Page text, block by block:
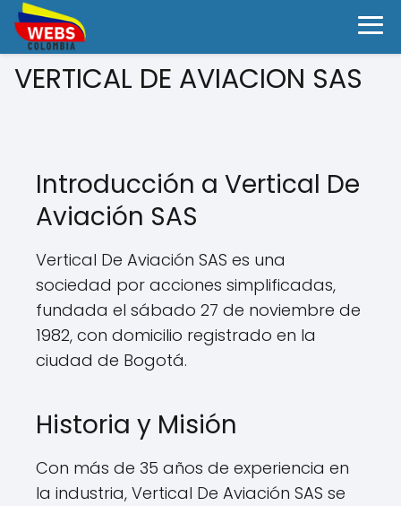
VERTICAL DE AVIACION SAS
Introducción a Vertical De
Aviación SAS
Vertical De Aviación SAS es una
sociedad por acciones simplificadas,
fundada el sábado 27 de noviembre de
1982, con domicilio registrado en la
ciudad de Bogotá.
Historia y Misión
Con más de 35 años de experiencia en
la industria, Vertical De Aviación SAS se